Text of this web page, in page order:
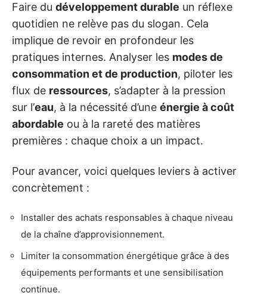
Faire du développement durable un réflexe
quotidien ne relève pas du slogan. Cela
implique de revoir en profondeur les
pratiques internes. Analyser les modes de
consommation et de production, piloter les
flux de ressources, s’adapter à la pression
sur l’eau, à la nécessité d’une énergie à coût
abordable ou à la rareté des matières
premières : chaque choix a un impact.
Pour avancer, voici quelques leviers à activer
concrètement :
Installer des achats responsables à chaque niveau
de la chaîne d’approvisionnement.
Limiter la consommation énergétique grâce à des
équipements performants et une sensibilisation
continue.